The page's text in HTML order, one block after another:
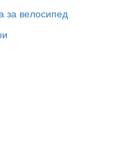
за велосипед